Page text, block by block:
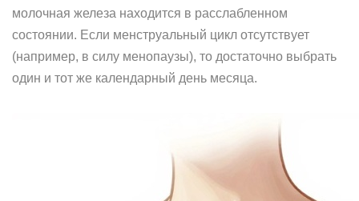
молочная железа находится в расслабленном
состоянии. Если менструальный цикл отсутствует
(например, в силу менопаузы), то достаточно выбрать
один и тот же календарный день месяца.